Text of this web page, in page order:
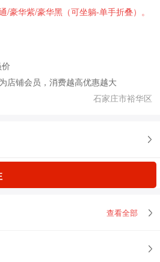
/豪华紫/豪华黑（可坐躺-单手折叠）。
店铺会员，消费越高优惠越大
石家庄市裕华区
查看全部